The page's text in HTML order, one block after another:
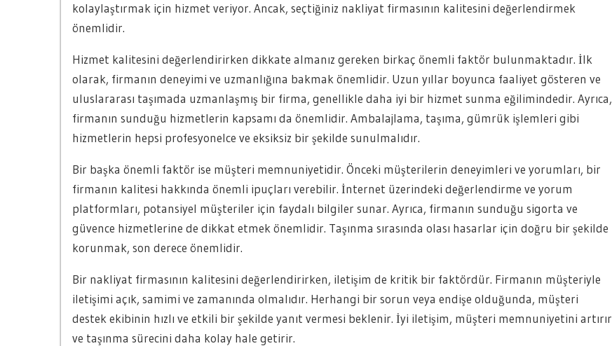
kolaylaştırmak için hizmet veriyor. Ancak, seçtiğiniz nakliyat firmasının kalitesini değerlendirmek
önemlidir.
Hizmet kalitesini değerlendirirken dikkate almanız gereken birkaç önemli faktör bulunmaktadır. İlk
olarak, firmanın deneyimi ve uzmanlığına bakmak önemlidir. Uzun yıllar boyunca faaliyet gösteren ve
uluslararası taşımada uzmanlaşmış bir firma, genellikle daha iyi bir hizmet sunma eğilimindedir. Ayrıca,
firmanın sunduğu hizmetlerin kapsamı da önemlidir. Ambalajlama, taşıma, gümrük işlemleri gibi
hizmetlerin hepsi profesyonelce ve eksiksiz bir şekilde sunulmalıdır.
Bir başka önemli faktör ise müşteri memnuniyetidir. Önceki müşterilerin deneyimleri ve yorumları, bir
firmanın kalitesi hakkında önemli ipuçları verebilir. İnternet üzerindeki değerlendirme ve yorum
platformları, potansiyel müşteriler için faydalı bilgiler sunar. Ayrıca, firmanın sunduğu sigorta ve
güvence hizmetlerine de dikkat etmek önemlidir. Taşınma sırasında olası hasarlar için doğru bir şekilde
korunmak, son derece önemlidir.
Bir nakliyat firmasının kalitesini değerlendirirken, iletişim de kritik bir faktördür. Firmanın müşteriyle
iletişimi açık, samimi ve zamanında olmalıdır. Herhangi bir sorun veya endişe olduğunda, müşteri
destek ekibinin hızlı ve etkili bir şekilde yanıt vermesi beklenir. İyi iletişim, müşteri memnuniyetini artırır
ve taşınma sürecini daha kolay hale getirir.